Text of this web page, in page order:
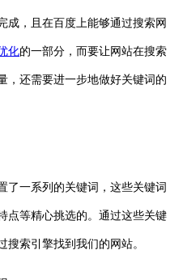
成，且在百度上能够通过搜索网
化的一部分，而要让网站在搜索
，还需要进一步地做好关键词的
了一系列的关键词，这些关键词
点等精心挑选的。通过这些关键
索引擎找到我们的网站。